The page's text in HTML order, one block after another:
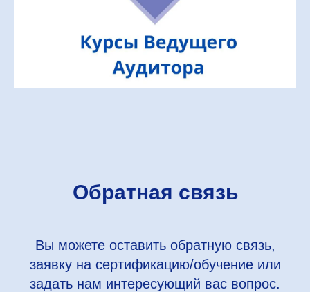
Обратная связь
Вы можете оставить обратную связь,
заявку на сертификацию/обучение или
задать нам интересующий вас вопрос.